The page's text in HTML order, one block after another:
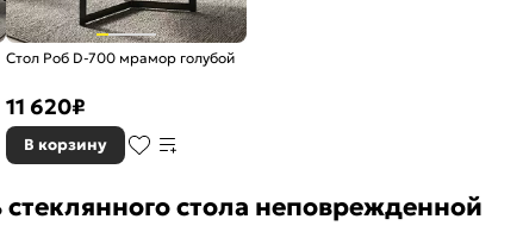
Стол Роб D-700 мрамор голубой
11 620₽
В корзину
стола неповрежденной